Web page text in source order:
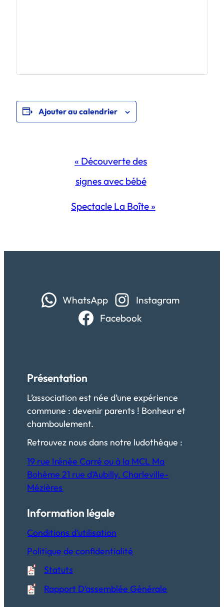
Ajouter au calendrier
« Découverte des
signes avec bébé
Spectacle La Boîte »
WhatsApp
Instagram
Facebook
Présentation
L’association est née d’une expérience
commune : devenir parents ! Bonheur et
chamboulement.
Retrouvez nous dans notre ludothèque :
19 rue Irénée Carré ou à la MCL Ma
Bohème 21 rue d’Aubilly. Charleville-
Mézières
Information légale
Conditions d’utilisation
Politique de confidentialité
Statuts
Rapport D’assemblée Générale